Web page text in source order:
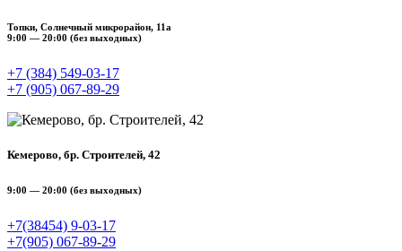
Топки, Солнечный микрорайон, 11а
9:00 — 20:00 (без выходных)
+7 (384) 549‑03‑17
+7 (905) 067‑89‑29
Кемерово, бр. Строителей, 42
9:00 — 20:00 (без выходных)
+7(38454) 9‑03‑17
+7(905) 067‑89‑29